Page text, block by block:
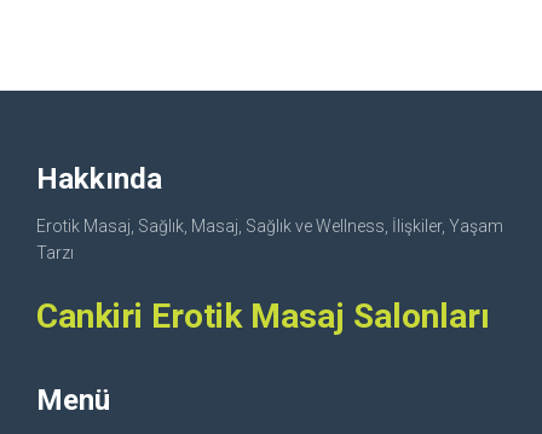
Hakkında
Erotik Masaj, Sağlık, Masaj, Sağlık ve Wellness, İlişkiler, Yaşam
Tarzı
Cankiri Erotik Masaj Salonları
Menü